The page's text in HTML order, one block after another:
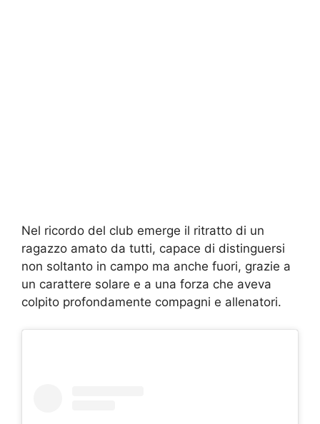
Nel ricordo del club emerge il ritratto di un
ragazzo amato da tutti, capace di distinguersi
non soltanto in campo ma anche fuori, grazie a
un carattere solare e a una forza che aveva
colpito profondamente compagni e allenatori.